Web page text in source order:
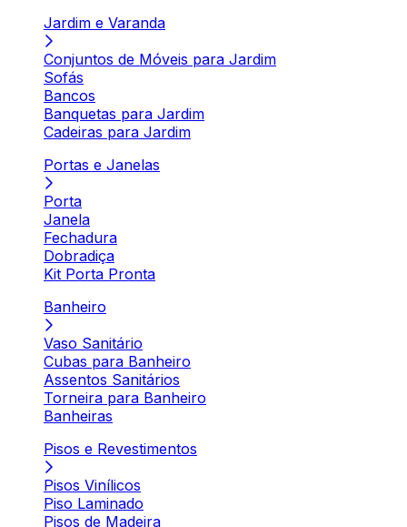
Jardim e Varanda
Conjuntos de Móveis para Jardim
Sofás
Bancos
Banquetas para Jardim
Cadeiras para Jardim
Portas e Janelas
Porta
Janela
Fechadura
Dobradiça
Kit Porta Pronta
Banheiro
Vaso Sanitário
Cubas para Banheiro
Assentos Sanitários
Torneira para Banheiro
Banheiras
Pisos e Revestimentos
Pisos Vinílicos
Piso Laminado
Pisos de Madeira